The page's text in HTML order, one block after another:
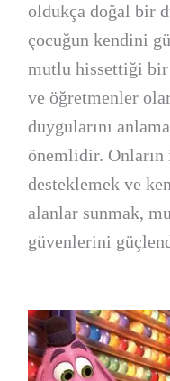
oldukça doğal bir
çocuğun kendini
mutlu hissettiği
ve öğretmenler
duygularını
önemlidir. Onların
desteklemek ve
alanlar sunmak,
güvenlerini